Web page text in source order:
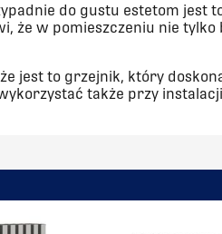
do gustu estetom jest
że w pomieszczeniu nie tylko
jest to grzejnik, który
także przy